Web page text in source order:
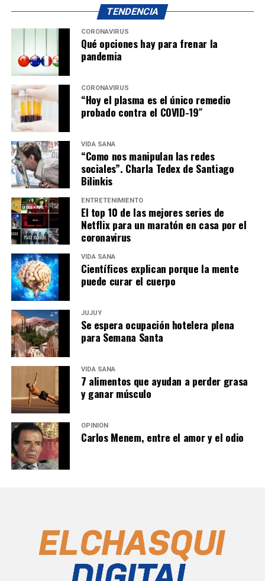
TENDENCIA
CORONAVIRUS
Qué opciones hay para frenar la
pandemia
CORONAVIRUS
“Hoy el plasma es el único remedio
probado contra el COVID-19″
VIDA SANA
“Como nos manipulan las redes
sociales”. Charla Tedex de Santiago
Bilinkis
ENTRETENIMIENTO
El top 10 de las mejores series de
Netflix para un maratón en casa por el
coronavirus
VIDA SANA
Científicos explican porque la mente
puede curar el cuerpo
JUJUY
Se espera ocupación hotelera plena
para Semana Santa
VIDA SANA
7 alimentos que ayudan a perder grasa
y ganar músculo
OPINIÓN
Carlos Menem, entre el amor y el odio